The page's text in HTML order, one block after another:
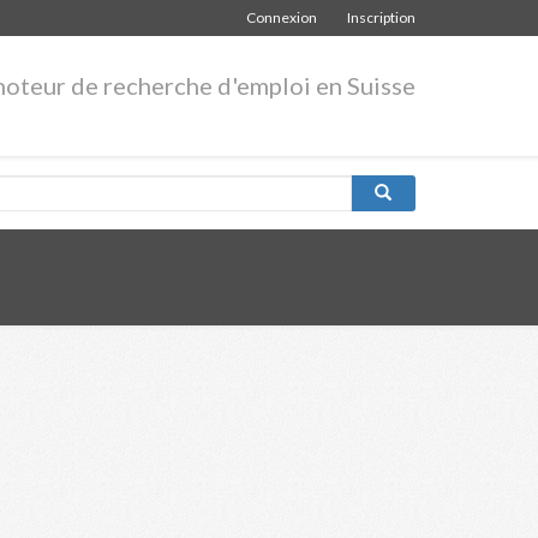
Inscription
Connexion
de recherche d'emploi en Suisse